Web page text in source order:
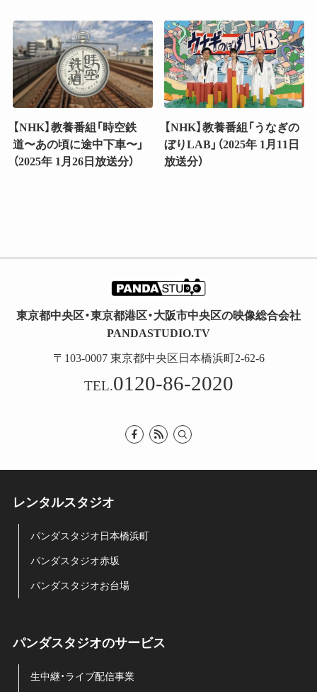
【NHK】教養番組「時空鉄
道〜あの頃に途中下車〜」
（2025年 1月26日放送分）
【NHK】教養番組「うなぎの
ぼりLAB」（2025年 1月11日
放送分）
東京都中央区・東京都港区・大阪市中央区の映像総合会社
PANDASTUDIO.TV
〒103-0007 東京都中央区日本橋浜町2-62-6
TEL.0120-86-2020
レンタルスタジオ
パンダスタジオ日本橋浜町
パンダスタジオ赤坂
パンダスタジオお台場
パンダスタジオのサービス
生中継・ライブ配信事業